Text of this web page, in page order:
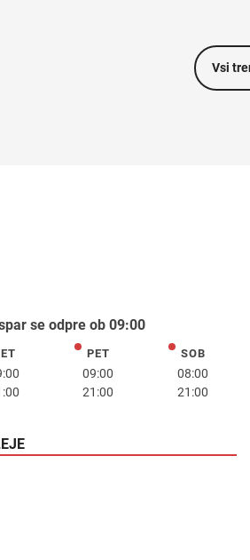
Vsi
se odpre ob 09:00
četrtek PETpetek
09:00
21:00
SOBsobota
08:00
21:00